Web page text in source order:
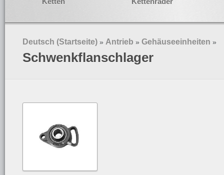
Deutsch (Startseite) » Antrieb » Gehäuseeinheiten »
Schwenkflanschlager